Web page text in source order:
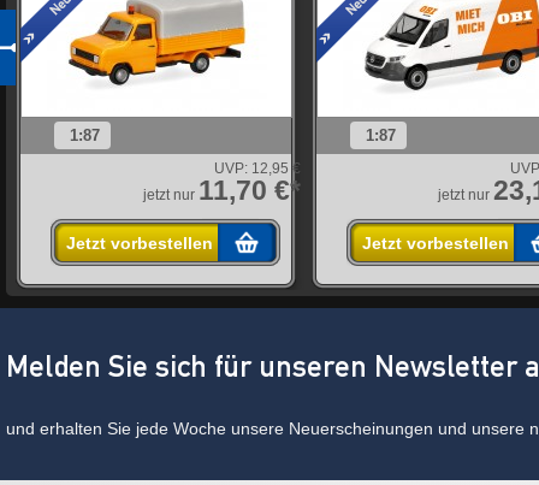
1:87
UVP: 12,95 €
jetzt nur 11,70 €*
Jetzt vorbestellen
1:87
jetzt nur
Jetzt vorbestellen
Melden Sie sich für unseren Newsletter
und erhalten Sie jede Woche unsere Neuerscheinungen und unsere